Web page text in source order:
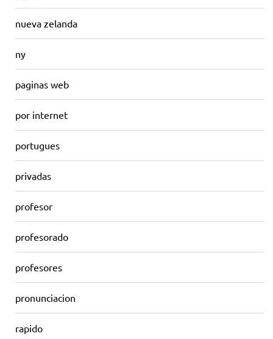
nueva zelanda
ny
paginas web
por internet
portugues
privadas
profesor
profesorado
profesores
pronunciacion
rapido